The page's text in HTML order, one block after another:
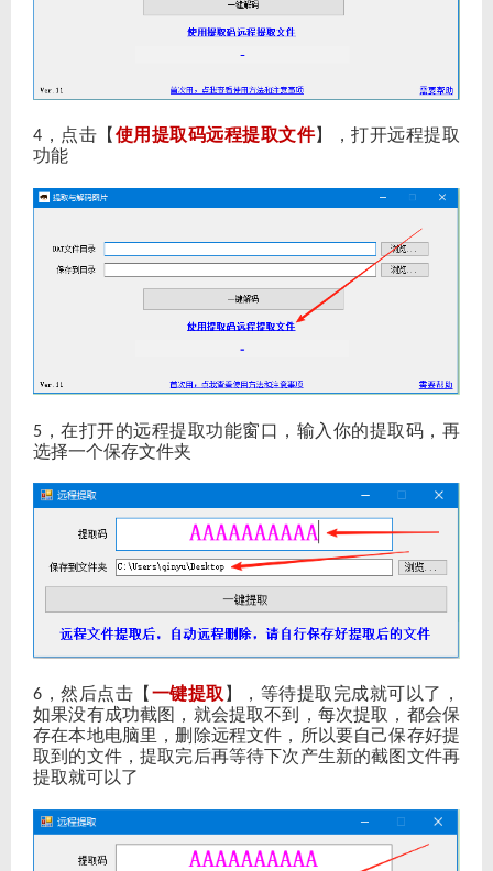
4 ，点击【 使用提取码远程提取文件】，打开远程提取
功能
5 ，在打开的远程提取功能窗口，输入你的提取码，再
选择一个保存文件夹
6 ，然后点击【 一键提取 】，等待提取完成就可以了，
如果没有成功截图，就会提取不到，每次提取，都会保
存在本地电脑里，删除远程文件，所以要自己保存好提
取到的文件，提取完后再等待下次产生新的截图文件再
提取就可以了